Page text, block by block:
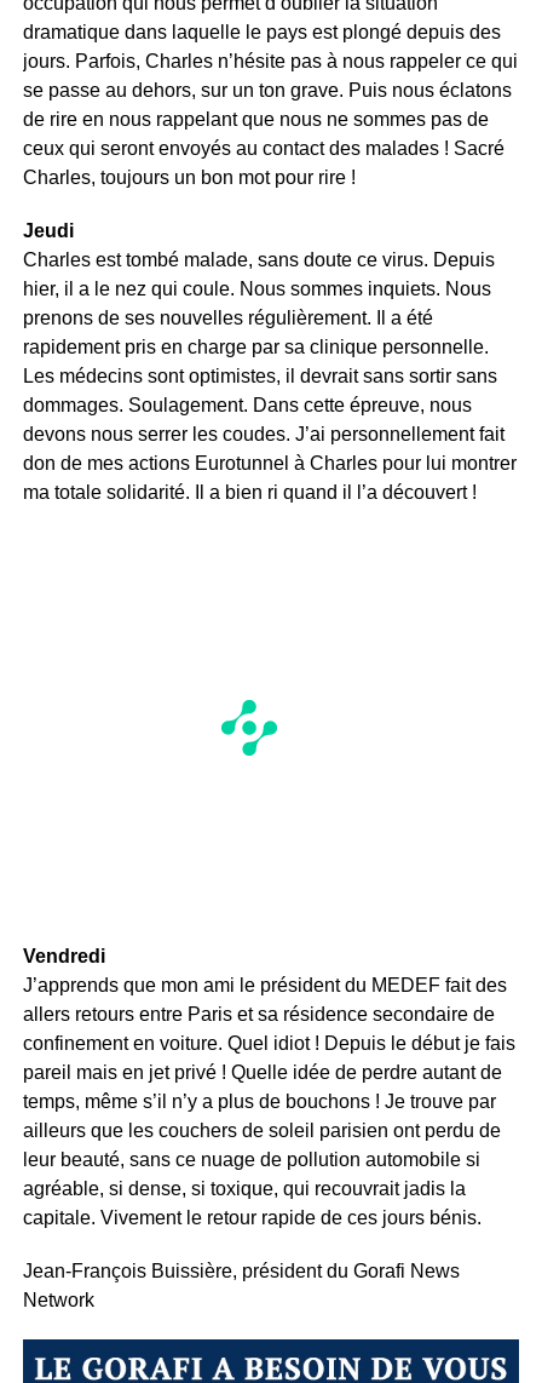
dramatique dans laquelle le pays est plongé depuis des
jours. Parfois, Charles n’hésite pas à nous rappeler ce qui
se passe au dehors, sur un ton grave. Puis nous éclatons
de rire en nous rappelant que nous ne sommes pas de
ceux qui seront envoyés au contact des malades ! Sacré
Charles, toujours un bon mot pour rire !
Jeudi
Charles est tombé malade, sans doute ce virus. Depuis
hier, il a le nez qui coule. Nous sommes inquiets. Nous
prenons de ses nouvelles régulièrement. Il a été
rapidement pris en charge par sa clinique personnelle.
Les médecins sont optimistes, il devrait sans sortir sans
dommages. Soulagement. Dans cette épreuve, nous
devons nous serrer les coudes. J’ai personnellement fait
don de mes actions Eurotunnel à Charles pour lui montrer
ma totale solidarité. Il a bien ri quand il l’a découvert !
Vendredi
J’apprends que mon ami le président du MEDEF fait des
allers retours entre Paris et sa résidence secondaire de
confinement en voiture. Quel idiot ! Depuis le début je fais
pareil mais en jet privé ! Quelle idée de perdre autant de
temps, même s’il n’y a plus de bouchons ! Je trouve par
ailleurs que les couchers de soleil parisien ont perdu de
leur beauté, sans ce nuage de pollution automobile si
agréable, si dense, si toxique, qui recouvrait jadis la
capitale. Vivement le retour rapide de ces jours bénis.
Jean-François Buissière, président du Gorafi News
Network